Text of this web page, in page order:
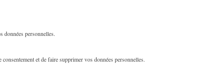
personnelles.
et de faire supprimer vos données personnelles.